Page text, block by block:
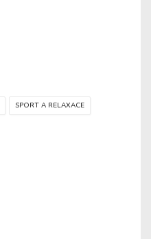
SPORT A RELAXACE